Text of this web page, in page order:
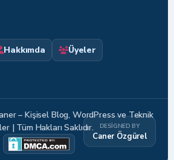
Hakkımda
Üyeler
– Kişisel Blog, WordPress ve Teknik
| Tüm Hakları Saklıdır.
DESIGNED BY
Caner Özgürel